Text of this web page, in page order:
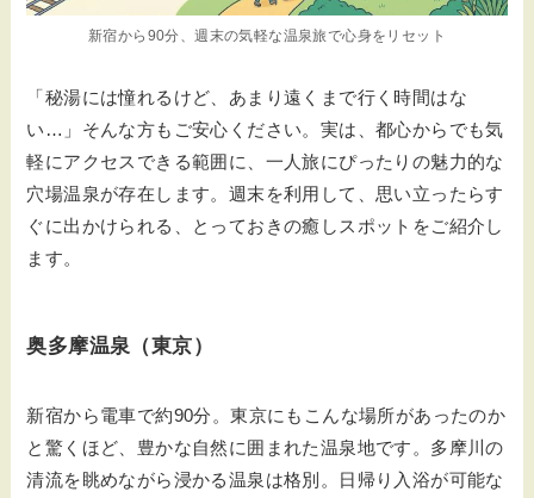
新宿から90分、週末の気軽な温泉旅で心身をリセット
「秘湯には憧れるけど、あまり遠くまで行く時間はな
い…」そんな方もご安心ください。実は、都心からでも気
軽にアクセスできる範囲に、一人旅にぴったりの魅力的な
穴場温泉が存在します。週末を利用して、思い立ったらす
ぐに出かけられる、とっておきの癒しスポットをご紹介し
ます。
奥多摩温泉（東京）
新宿から電車で約90分。東京にもこんな場所があったのか
と驚くほど、豊かな自然に囲まれた温泉地です。多摩川の
清流を眺めながら浸かる温泉は格別。日帰り入浴が可能な